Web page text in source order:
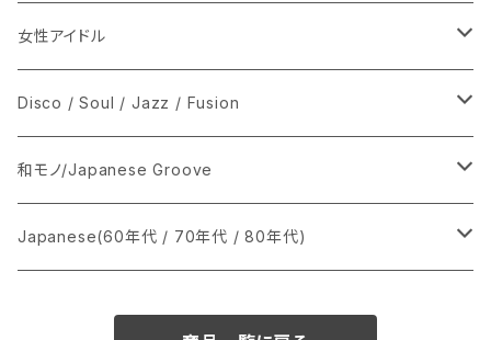
女性アイドル
シングル盤
あ行
か行
LP
CD
Disco / Soul / Jazz / Fusion
シングル盤
A
12インチ・シングル
和モノ/Japanese Groove
シングル盤
Japanese(60年代 / 70年代 / 80年代)